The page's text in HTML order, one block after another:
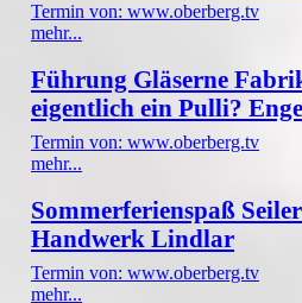
Termin von: www.oberberg.tv
mehr...
Führung Gläserne
eigentlich ein Pulli?
Termin von: www.oberberg.tv
mehr...
Sommerferienspaß
Handwerk Lindlar
Termin von: www.oberberg.tv
mehr...